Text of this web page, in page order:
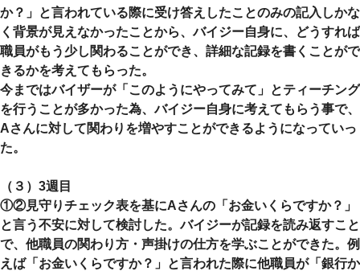
か？」と言われている際に受け答えしたことのみの記入しかな
く背景が見えなかったことから、バイジー自身に、どうすれば
職員がもう少し関わることができ、詳細な記録を書くことがで
きるかを考えてもらった。
今まではバイザーが「このようにやってみて」とティーチング
を行うことが多かった為、バイジー自身に考えてもらう事で、
Aさんに対して関わりを増やすことができるようになっていっ
た。
（３）3週目
①②見守りチェック表を基にAさんの「お金いくらですか？」
と言う不安に対して検討した。バイジーが記録を読み返すこと
で、他職員の関わり方・声掛けの仕方を学ぶことができた。例
えば「お金いくらですか？」と言われた際に他職員が「銀行か